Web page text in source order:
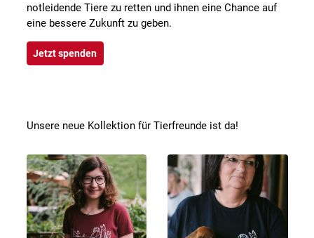
notleidende Tiere zu retten und ihnen eine Chance auf
eine bessere Zukunft zu geben.
Jetzt spenden
Unsere neue Kollektion für Tierfreunde ist da!